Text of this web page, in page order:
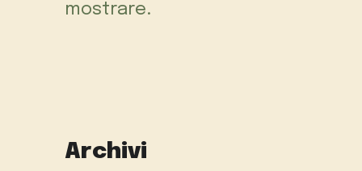
mostrare.
Archivi